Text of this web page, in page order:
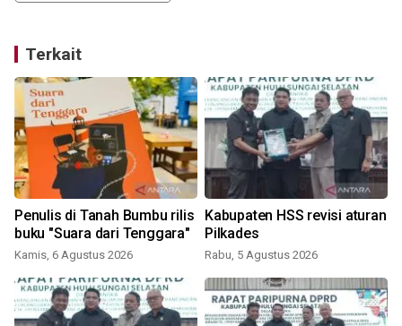
Terkait
Penulis di Tanah Bumbu rilis
buku "Suara dari Tenggara"
Kamis, 6 Agustus 2026
Kabupaten HSS revisi aturan
Pilkades
Rabu, 5 Agustus 2026